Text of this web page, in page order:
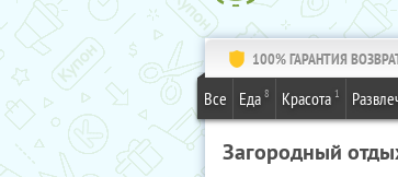
100% ГАРАНТИЯ
Все Еда 8 Красота 1
Загородный